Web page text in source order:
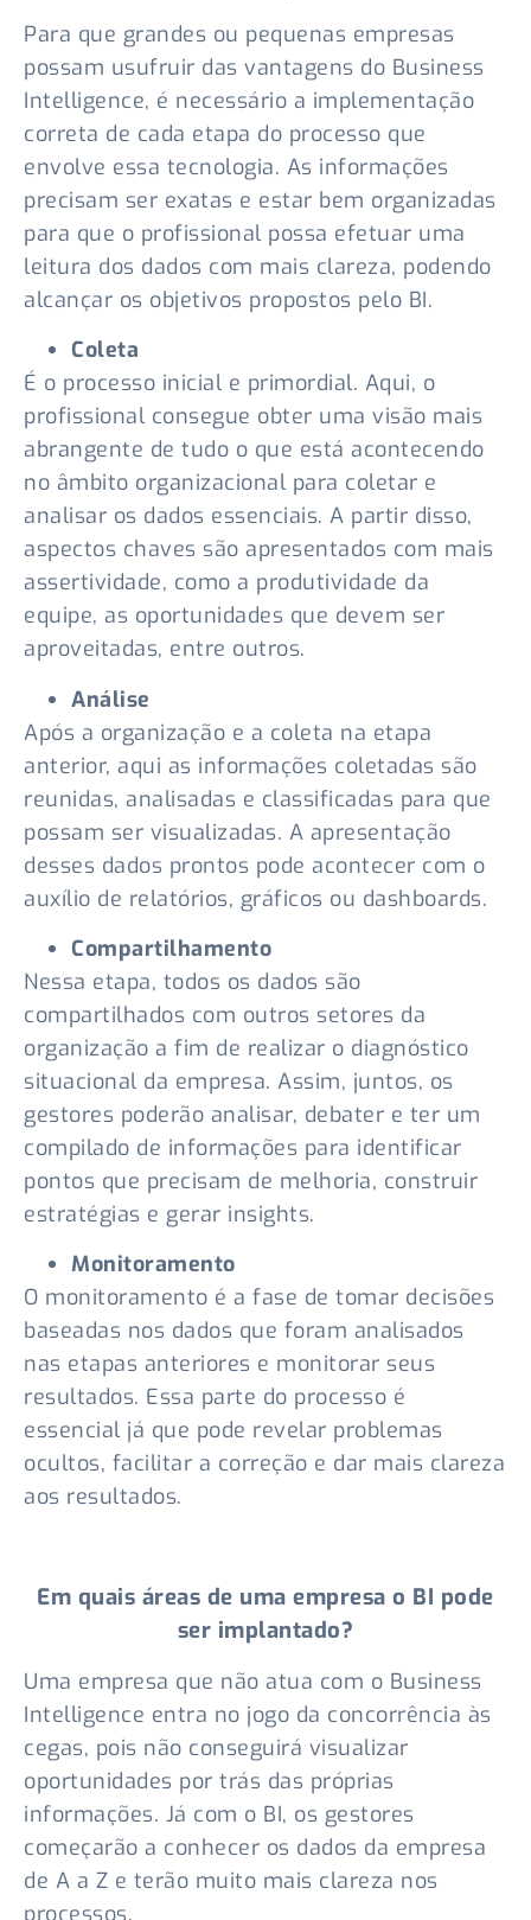
Para que grandes ou pequenas empresas
possam usufruir das vantagens do Business
Intelligence, é necessário a implementação
correta de cada etapa do processo que
envolve essa tecnologia. As informações
precisam ser exatas e estar bem organizadas
para que o profissional possa efetuar uma
leitura dos dados com mais clareza, podendo
alcançar os objetivos propostos pelo BI.
Coleta
É o processo inicial e primordial. Aqui, o
profissional consegue obter uma visão mais
abrangente de tudo o que está acontecendo
no âmbito organizacional para coletar e
analisar os dados essenciais. A partir disso,
aspectos chaves são apresentados com mais
assertividade, como a produtividade da
equipe, as oportunidades que devem ser
aproveitadas, entre outros.
Análise
Após a organização e a coleta na etapa
anterior, aqui as informações coletadas são
reunidas, analisadas e classificadas para que
possam ser visualizadas. A apresentação
desses dados prontos pode acontecer com o
auxílio de relatórios, gráficos ou dashboards.
Compartilhamento
Nessa etapa, todos os dados são
compartilhados com outros setores da
organização a fim de realizar o diagnóstico
situacional da empresa. Assim, juntos, os
gestores poderão analisar, debater e ter um
compilado de informações para identificar
pontos que precisam de melhoria, construir
estratégias e gerar insights.
Monitoramento
O monitoramento é a fase de tomar decisões
baseadas nos dados que foram analisados
nas etapas anteriores e monitorar seus
resultados. Essa parte do processo é
essencial já que pode revelar problemas
ocultos, facilitar a correção e dar mais clareza
aos resultados.
Em quais áreas de uma empresa o BI pode
ser implantado?
Uma empresa que não atua com o Business
Intelligence entra no jogo da concorrência às
cegas, pois não conseguirá visualizar
oportunidades por trás das próprias
informações. Já com o BI, os gestores
começarão a conhecer os dados da empresa
de A a Z e terão muito mais clareza nos
processos.